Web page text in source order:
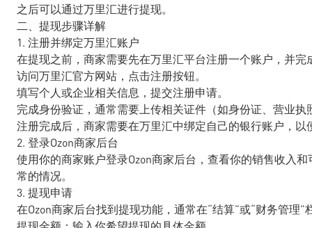
之后可以通过万里汇进行提现。
二、提现步骤详解
1. 注册并绑定万里汇账户
在提现之前，商家需要先在万里汇平台注册一个账户，并
访问万里汇官方网站，点击注册按钮。
填写个人或企业相关信息，提交注册申请。
完成身份验证，通常需要上传相关证件（如身份证、营业执
注册完成后，商家需要在万里汇中绑定自己的银行账户，以
2. 登录Ozon商家后台
使用你的商家账户登录Ozon商家后台，查看你的销售收入
常的情况。
3. 提现申请
在Ozon商家后台找到提现功能，通常在“结算”或“财务管理